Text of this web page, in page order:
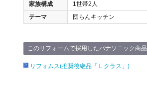
家族構成
1世帯2人
テーマ
団らんキッチン
このリフォームで採用したパナソニック商品
リフォムス(推奨後継品「Ｌクラス」)